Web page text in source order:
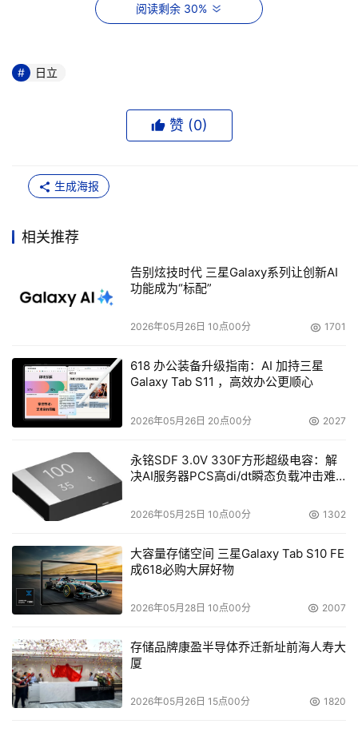
5K80的容量由20至80GB不等，适合不同用户的需要。IBM
的飞米滑橇，奠定了日立在移动技术市场上的领导地位。相
比于前一代的皮米滑橇，飞米滑橇的体积减少达三成之多。
尖大小。
个世纪以来，硬盘的技术革命莫不以配件微型化为大潮流。
飞米滑橇配合此趋势应运而生，有助于大大提升生产力、硬
盘容量及机械性能。」
阅读剩余 30%
本文来源于DOIT传媒，文章内容仅供参考，不构成投资建议。
日立
赞 (0)
生成海报
相关推荐
告别炫技时代 三星Galaxy系列让创新AI
功能成为“标配”
2026年05月26日 10点00分 1701
618 办公装备升级指南：AI 加持三星
Galaxy Tab S11 ，高效办公更顺心
2026年05月26日 20点00分 2027
永铭SDF 3.0V 330F方形超级电容：解
决AI服务器PCS高di/dt瞬态负载冲击难
2026年05月25日 10点00分 1302
大容量存储空间 三星Galaxy Tab S10 FE
成618必购大屏好物
2026年05月28日 10点00分 2007
存储品牌康盈半导体乔迁新址前海人寿大
厦
2026年05月26日 15点00分 1820